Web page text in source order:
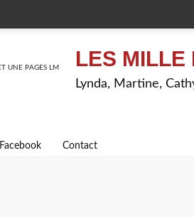
LES MILLE
Lynda, Martine,
Facebook Contact